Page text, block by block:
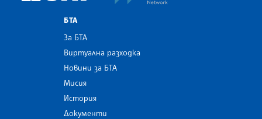
БТА
За БТА
Виртуална разходка
Новини за БТА
Мисия
История
Документи